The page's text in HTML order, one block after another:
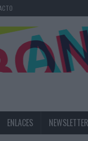
ENLACES NEWSLETTER